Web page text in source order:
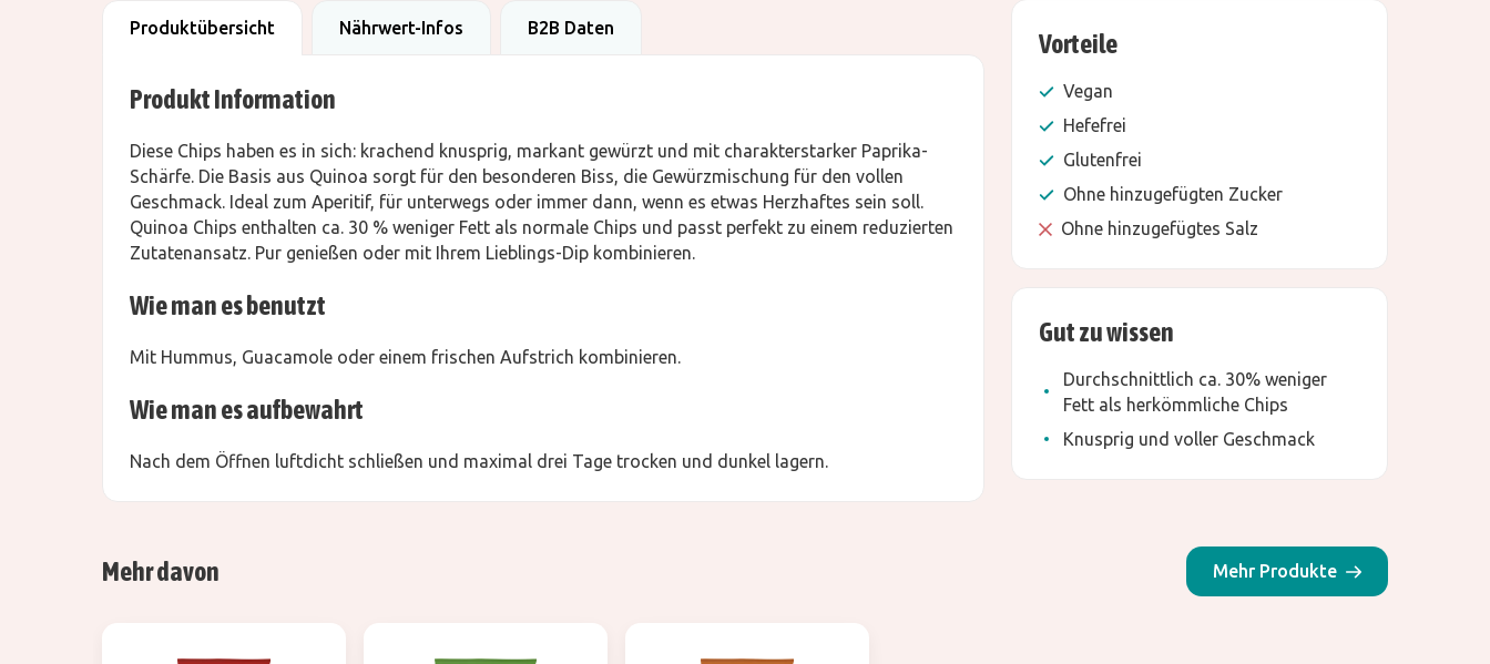
Produktübersicht Nährwert-Infos B2B Daten
Produkt Information
Diese Chips haben es in sich: krachend knusprig, markant gewürzt und mit charakterstarker Paprika-
Schärfe. Die Basis aus Quinoa sorgt für den besonderen Biss, die Gewürzmischung für den vollen
Geschmack. Ideal zum Aperitif, für unterwegs oder immer dann, wenn es etwas Herzhaftes sein soll.
Quinoa Chips enthalten ca. 30 % weniger Fett als normale Chips und passt perfekt zu einem reduzierten
Zutatenansatz. Pur genießen oder mit Ihrem Lieblings-Dip kombinieren.
Wie man es benutzt
Mit Hummus, Guacamole oder einem frischen Aufstrich kombinieren.
Wie man es aufbewahrt
Nach dem Öffnen luftdicht schließen und maximal drei Tage trocken und dunkel lagern.
Vorteile
Vegan
Hefefrei
Glutenfrei
Ohne hinzugefügten Zucker
Ohne hinzugefügtes Salz
Gut zu wissen
Durchschnittlich ca. 30% weniger
Fett als herkömmliche Chips
Knusprig und voller Geschmack
Mehr davon Mehr Produkte